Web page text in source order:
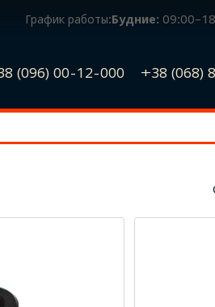
График работы:Будние:
(096) 00-12-000 +38 (068)